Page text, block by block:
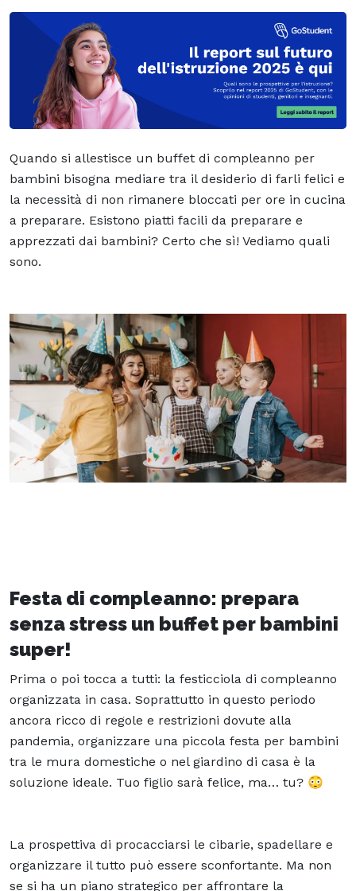
Quando si allestisce un buffet di compleanno per
bambini bisogna mediare tra il desiderio di farli felici e
la necessità di non rimanere bloccati per ore in cucina
a preparare. Esistono piatti facili da preparare e
apprezzati dai bambini? Certo che sì! Vediamo quali
sono.
Festa di compleanno: prepara
senza stress un buffet per bambini
super!
Prima o poi tocca a tutti: la festicciola di compleanno
organizzata in casa. Soprattutto in questo periodo
ancora ricco di regole e restrizioni dovute alla
pandemia, organizzare una piccola festa per bambini
tra le mura domestiche o nel giardino di casa è la
soluzione ideale. Tuo figlio sarà felice, ma… tu? 😳
La prospettiva di procacciarsi le cibarie, spadellare e
organizzare il tutto può essere sconfortante. Ma non
se si ha un piano strategico per affrontare la